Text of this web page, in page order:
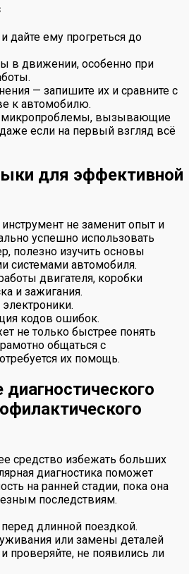
дайте ему прогреться до
в движении, особенно при
— запишите их и сравните с
к автомобилю.
микропроблемы, вызывающие
если на первый взгляд всё
для эффективной
не заменит опыт и
успешно использовать
полезно изучить основы
системами автомобиля.
двигателя, коробки
и зажигания.
кодов ошибок.
не только быстрее понять
общаться с
их помощь.
средство избежать больших
диагностика поможет
на ранней стадии, пока она
последствиям.
длинной поездкой.
или замены деталей
проверяйте, не появились ли